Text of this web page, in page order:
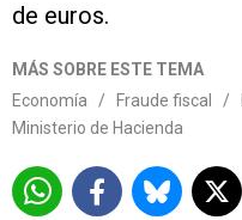
de euros.
MÁS SOBRE ESTE TEMA
Economía
/ Fraude fiscal /
Ministerio de Hacienda